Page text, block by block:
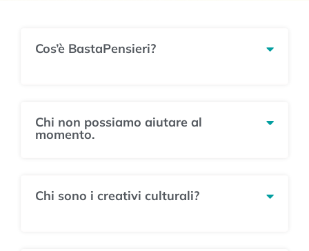
Cos’è BastaPensieri?
Chi non possiamo aiutare al
momento.
Chi sono i creativi culturali?